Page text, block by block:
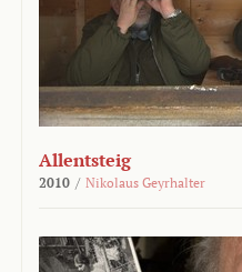
Allentsteig
2010 / Nikolaus Geyrhalter